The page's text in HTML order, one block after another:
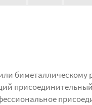
биметаллическому